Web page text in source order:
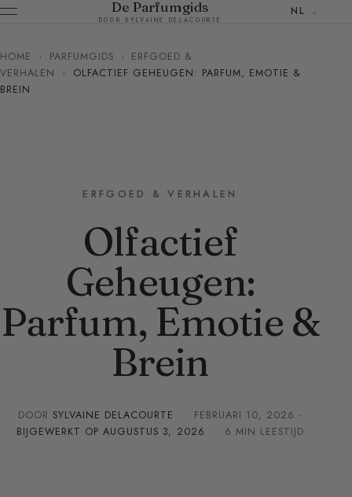
De Parfumgids
DOOR SYLVAINE DELACOURTE
NL
HOME › PARFUMGIDS › ERFGOED &
VERHALEN
›
OLFACTIEF GEHEUGEN: PARFUM, EMOTIE &
BREIN
ERFGOED & VERHALEN
Olfactief
Geheugen:
Parfum, Emotie &
Brein
DOOR SYLVAINE DELACOURTE · FEBRUARI 10, 2026 ·
BIJGEWERKT OPAUGUSTUS 3, 2026 · 6 MIN LEESTIJD